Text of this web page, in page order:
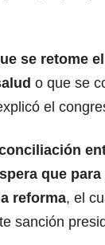
se retome
o que se
el
que
reforma, el
sanción